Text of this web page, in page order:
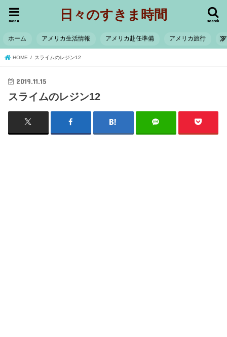
日々のすきま時間 search
menu
ホーム アメリカ生活情報 アメリカ赴任準備 アメリカ旅行
HOME スライムのレジン12
2019.11.15
スライムのレジン12